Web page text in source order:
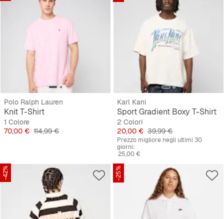
Polo Ralph Lauren
Knit T-Shirt
1 Colore
Prezzo
70,00 € Prezzo originale
114,99 €
Karl Kani
Sport Gradient Boxy T-Shirt
2 Colori
Prezzo
20,00 € Prezzo originale
39,99 €
Prezzo migliore negli ultimi 30
giorni:
25,00 €
-42% -25%